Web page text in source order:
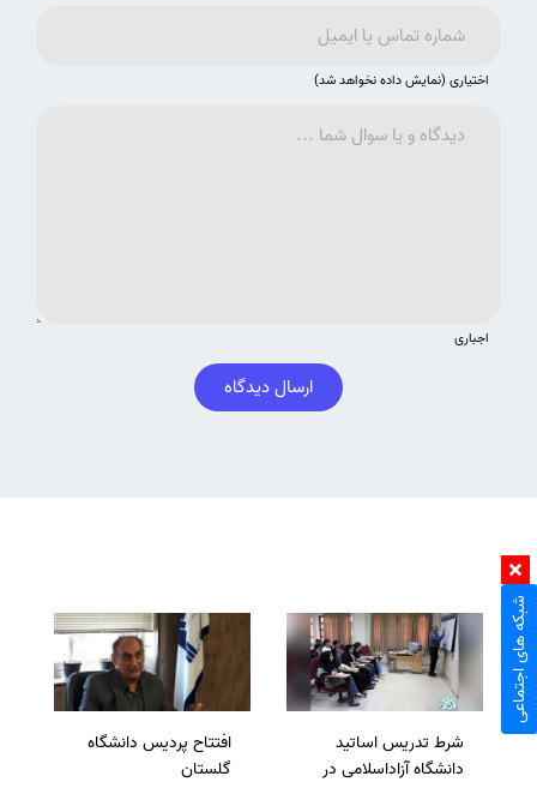
اختیاری (نمایش داده نخواهد شد)
اجباری
ارسال دیدگاه
شرط تدریس اساتید
دانشگاه آزاداسلامی در
افتتاح پردیس دانشگاه
گلستان
شبکه های اجتماعی